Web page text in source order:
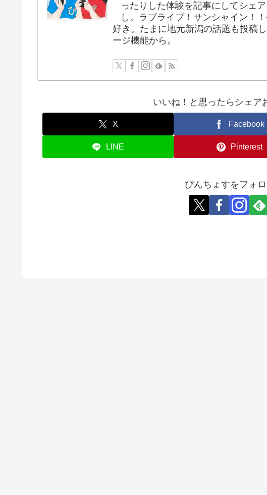
ったりした体験を記事にしてシェ
し。ラブライブ！サンシャイン！
好き。たまに地元新潟の話題も投稿
ージ機能から。
いいね！と思ったらシェア
X Facebook
LINE Pinterest
ぴんちょすをフォ